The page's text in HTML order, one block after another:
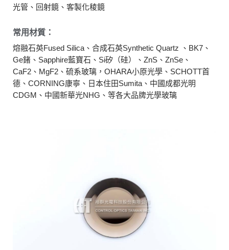
光管、回射鏡、客製化稜鏡
常用材質：
熔融石英Fused Silica、合成石英Synthetic Quartz 、BK7、
Ge鍺、Sapphire藍寶石、Si矽（硅）、ZnS、ZnSe、
CaF2、MgF2、硫系玻璃，OHARA小原光學、SCHOTT首
德、CORNING康寧、日本住田Sumita、中國成都光明
CDGM、中國新華光NHG、等各大品牌光學玻璃